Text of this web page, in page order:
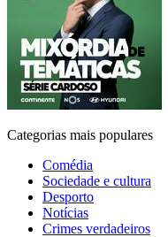
Categorias mais populares
Comédia
Sociedade e cultura
Desporto
Notícias
Crimes verdadeiros